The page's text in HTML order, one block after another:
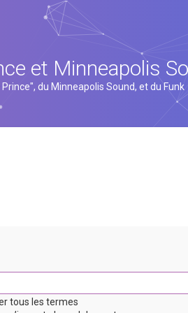
et Minneapolis
du Minneapolis Sound, et du Funk
tous les termes